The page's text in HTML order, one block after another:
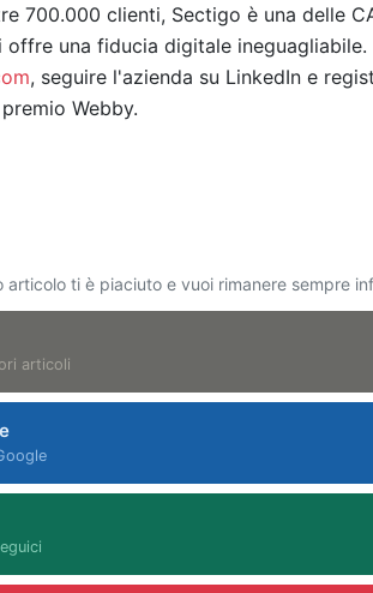
700.000 clienti, Sectigo è una delle
una fiducia digitale
, seguire l'azienda su LinkedIn e
Webby.
articolo ti è piaciuto e vuoi rimanere sempre
articoli